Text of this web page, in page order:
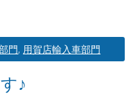
門, 用賀店輸入車部門
♪